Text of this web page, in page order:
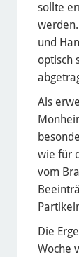
sollte
und
optisch
Als
wie für
vom
Die
Woche